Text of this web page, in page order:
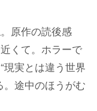
原作の読後感
くて。ホラーで
現実とは違う世界
。途中のほうがむ